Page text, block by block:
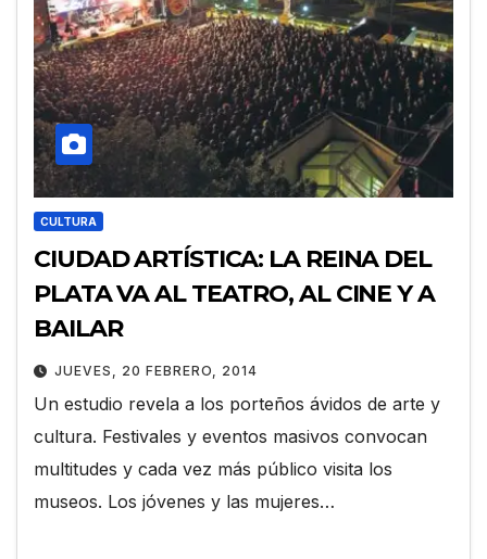
CULTURA
CIUDAD ARTÍSTICA: LA REINA DEL
PLATA VA AL TEATRO, AL CINE Y A
BAILAR
JUEVES, 20 FEBRERO, 2014
Un estudio revela a los porteños ávidos de arte y
cultura. Festivales y eventos masivos convocan
multitudes y cada vez más público visita los
museos. Los jóvenes y las mujeres…